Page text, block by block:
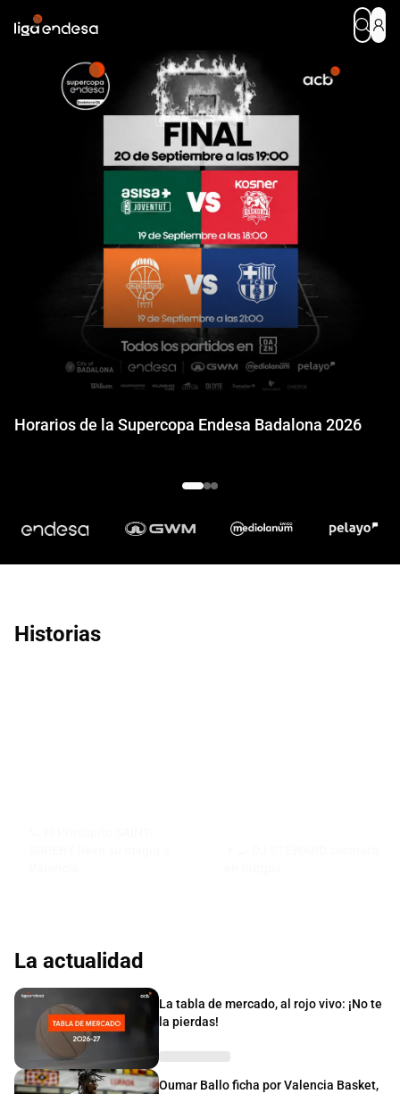
Horarios de la Supercopa Endesa Badalona 2026
Historias
La actualidad
La tabla de mercado, al rojo vivo: ¡No te
la pierdas!
Oumar Ballo ficha por Valencia Basket,